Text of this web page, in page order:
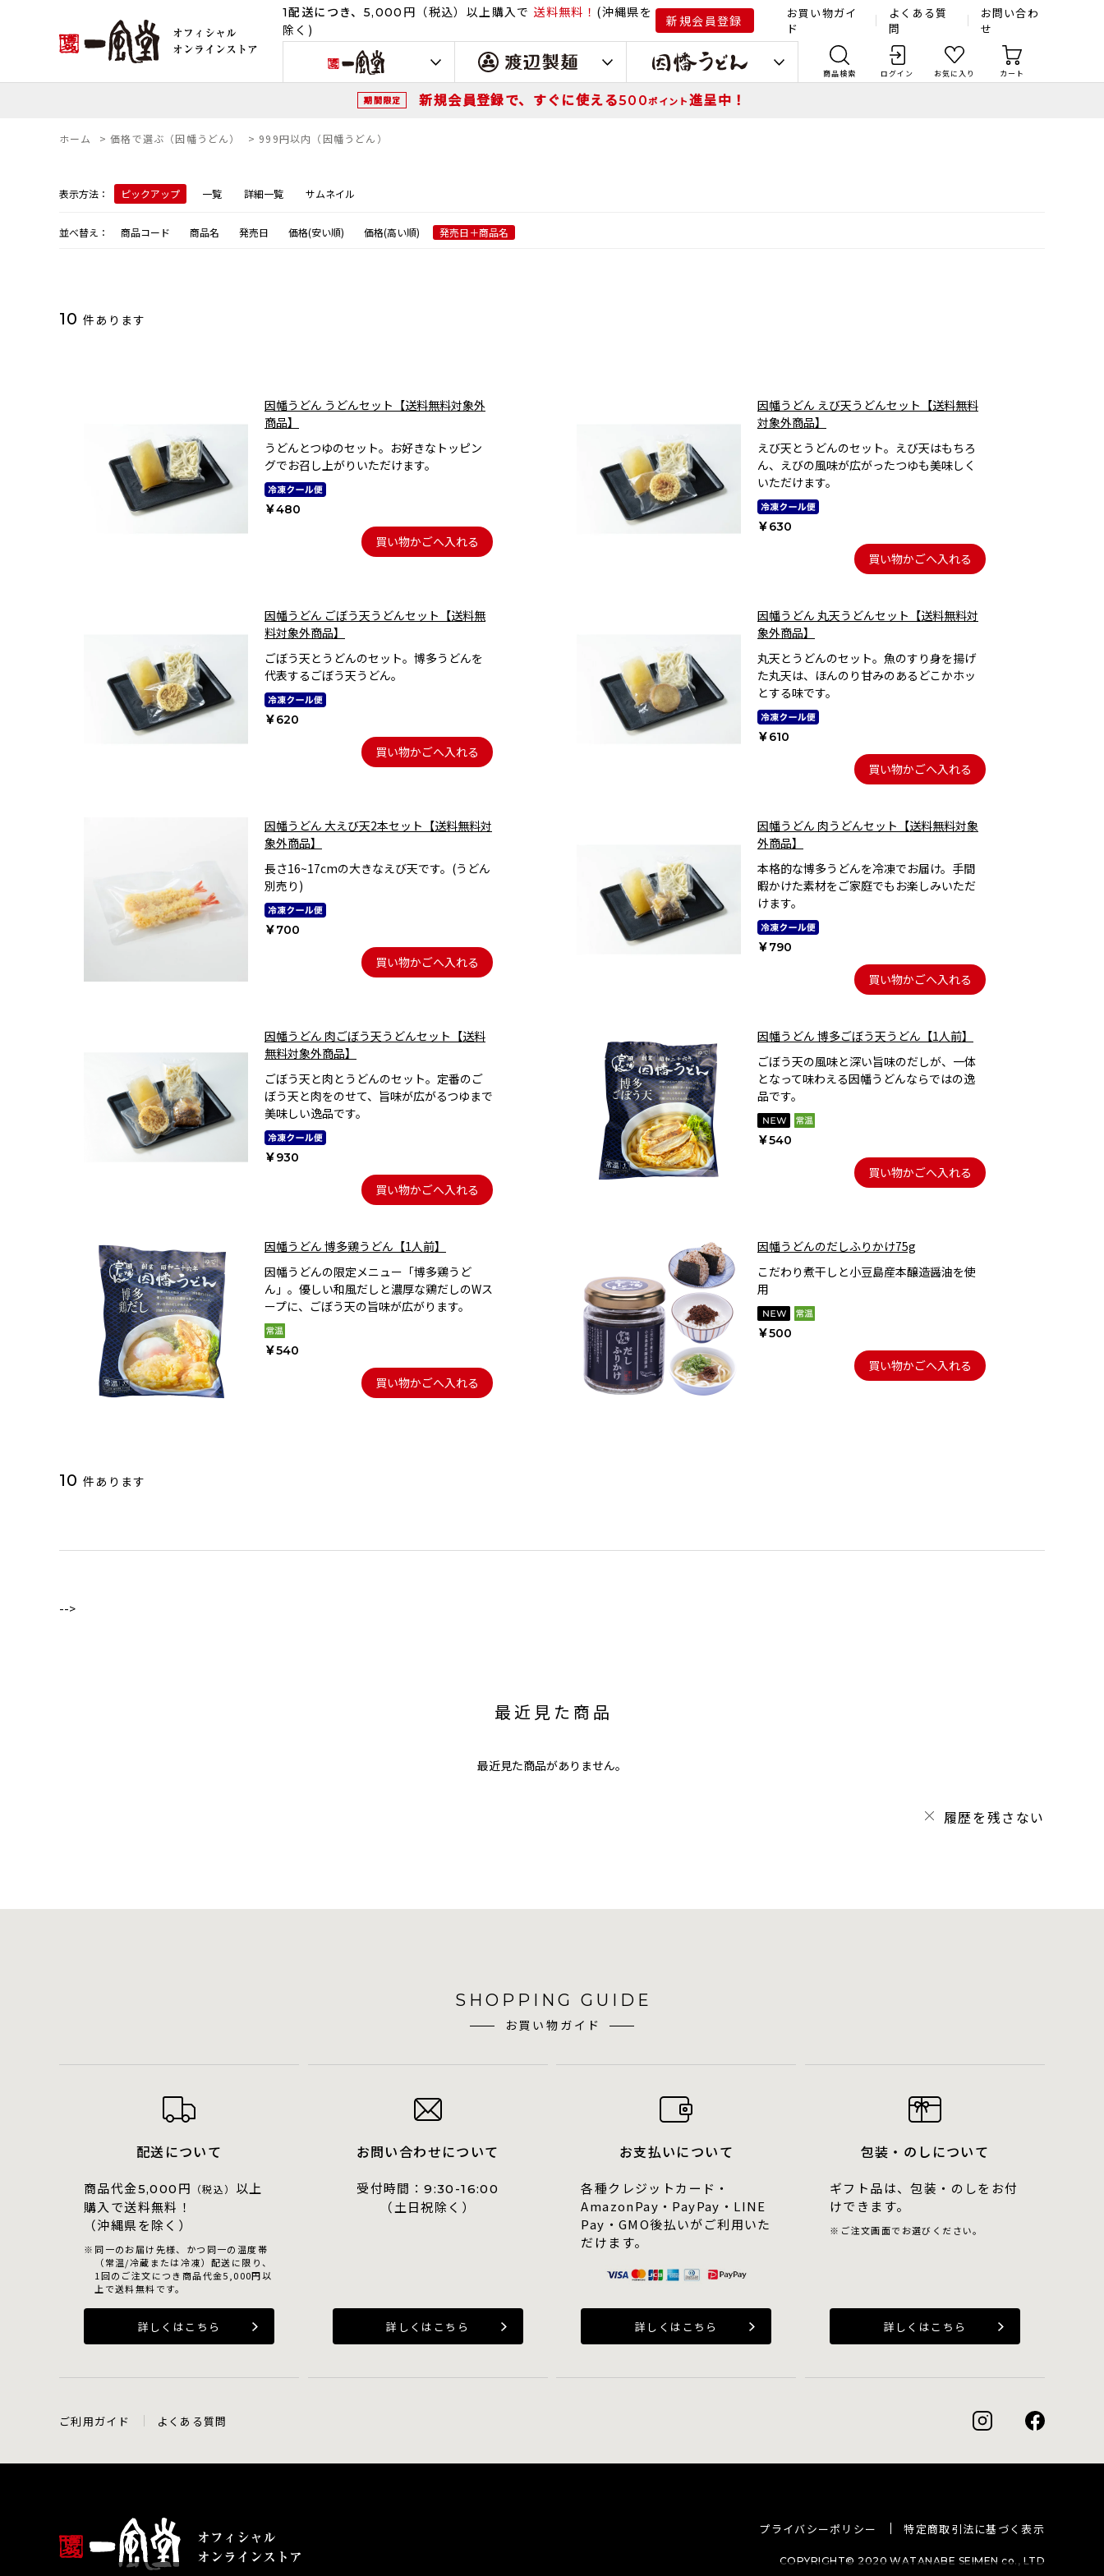
1配送につき、5,000 円（税込） 以上購入で 送料無料！ (沖縄県を
除く)
新規会員登録
お買い物ガイ
ド
よくある質
問
お問い合わ
せ
商品検索 ログイン お気に入り カート
期間限定 新規会員登録で、すぐに使える500ポイント進呈中！
ホーム >価格で選ぶ（因幡うどん） > 999円以内（因幡うどん）
表示方法： ピックアップ 一覧 詳細一覧 サムネイル
並べ替え： 商品コード 商品名 発売日 価格(安い順) 価格(高い順) 発売日＋商品名
10 件あります
因幡うどん うどんセット【送料無料対象外
商品】
うどんとつゆのセット。お好きなトッピン
グでお召し上がりいただけます。
￥480
買い物かごへ入れる
因幡うどん えび天うどんセット【送料無料
対象外商品】
えび天とうどんのセット。えび天はもちろ
ん、えびの風味が広がったつゆも美味しく
いただけます。
￥630
買い物かごへ入れる
因幡うどん ごぼう天うどんセット【送料無
料対象外商品】
ごぼう天とうどんのセット。博多うどんを
代表するごぼう天うどん。
￥620
買い物かごへ入れる
因幡うどん 丸天うどんセット【送料無料対
象外商品】
丸天とうどんのセット。魚のすり身を揚げ
た丸天は、ほんのり甘みのあるどこかホッ
とする味です。
￥610
買い物かごへ入れる
因幡うどん 大えび天2本セット【送料無料対
象外商品】
長さ16~17cmの大きなえび天です。(うどん
別売り)
￥700
買い物かごへ入れる
因幡うどん 肉うどんセット【送料無料対象
外商品】
本格的な博多うどんを冷凍でお届け。手間
暇かけた素材をご家庭でもお楽しみいただ
けます。
￥790
買い物かごへ入れる
因幡うどん 肉ごぼう天うどんセット【送料
無料対象外商品】
ごぼう天と肉とうどんのセット。定番のご
ぼう天と肉をのせて、旨味が広がるつゆまで
美味しい逸品です。
￥930
買い物かごへ入れる
因幡うどん 博多ごぼう天うどん【1人前】
ごぼう天の風味と深い旨味のだしが、一体
となって味わえる因幡うどんならではの逸
品です。
￥540
買い物かごへ入れる
因幡うどん 博多鶏うどん【1人前】
因幡うどんの限定メニュー「博多鶏うど
ん」。優しい和風だしと濃厚な鶏だしのWス
ープに、ごぼう天の旨味が広がります。
￥540
買い物かごへ入れる
因幡うどんのだしふりかけ75g
こだわり煮干しと小豆島産本醸造醤油を使
用
￥500
買い物かごへ入れる
10 件あります
-->
最近見た商品
最近見た商品がありません。
履歴を残さない
SHOPPING GUIDE
お買い物ガイド
配送について
商品代金5,000 円 （税込） 以上
購入で送料無料！
（沖縄県を除く）
同一のお届け先様、かつ同一の温度帯
（常温/冷蔵または冷凍）配送に限り、
1回のご注文につき商品代金5,000円以
上で送料無料です。
詳しくはこちら
お問い合わせについて
受付時間：9:30-16:00
（土日祝除く）
詳しくはこちら
お支払いについて
各種クレジットカード・
AmazonPay・PayPay・LINE
Pay・GMO後払いがご利用いた
だけます。
詳しくはこちら
包装・のしについて
ギフト品は、包装・のしをお付
けできます。
ご注文画面でお選びください。
詳しくはこちら
ご利用ガイド よくある質問
プライバシーポリシー 特定商取引法に基づく表示
COPYRIGHT© 2020 WATANABE SEIMEN co., LTD